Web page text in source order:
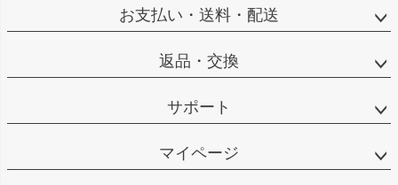
お支払い・送料・配送
返品・交換
サポート
マイページ